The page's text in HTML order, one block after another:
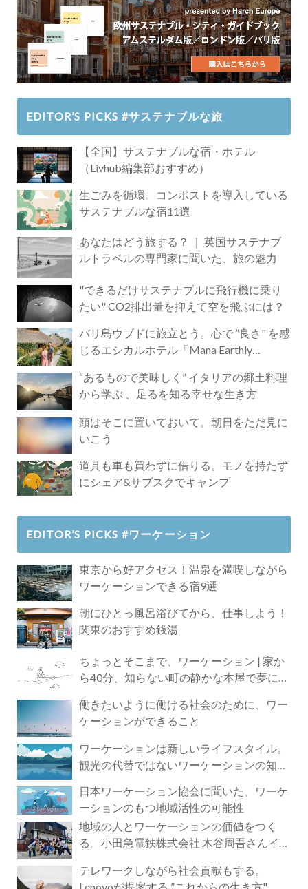
EDITOR’S PICKS #サステナブルな旅
【全国】サステナブルな宿・ホテル
（Livhub編集部おすすめ）
生ごみを循環。コンポストを導入している
サステナブルな宿11選
あなたはどう旅する？ ｜ 英国サステナブ
ルトラベルの専門家に聞いた、旅の魅力
"できるだけサステナブルに飛行機に乗り
たい" CO2排出量を抑えて空を飛ぶには？
バリ島ウブドに旅立とう。心で ”良さ" を感
じるエシカルホテル「Mana Earthly
“あるもので美味しく” イタリアの郷土料理
から学ぶ 、足るを知る幸せな生き方
頭はそこに置いておいて。朝日をただ見に
いこう
道具も車も買わずに借りる。モノを持たず
にシェア&サブスクでキャンプ
EDITOR’S PICKS #ワーケーション
東京から好アクセス！温泉を満喫しながら
ワーケーションできる宿9選
朝にひとっ風呂浴びてから、仕事しよう！
関東のおすすめ銭湯
ちょっとそこまで、ワーケーション | 家か
ら40分、知らない町の静かな本屋で夢に近
働きたいように働ける社会のために、ワー
ケーションができること
ワーケーションは新しいライフスタイル。
観光の代替ではないワーケーションの知ら
日本ワーケーション協会に聞いた、ワーケ
ーションのもつ地域活性の可能性
地域の人とワーケーションの価値をつく
る。小田急電鉄株式会社 木谷周吾さんイン
テレワークしながら社会貢献もする。